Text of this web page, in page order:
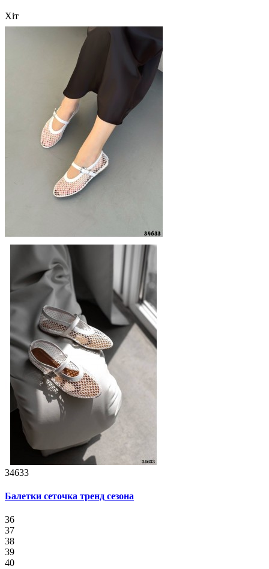
Хіт
34633
Балетки сеточка тренд сезона
36
37
38
39
40